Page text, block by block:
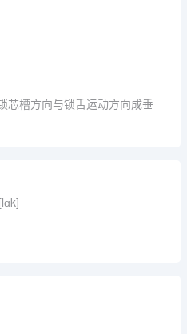
芯槽方向与锁舌运动方向成垂